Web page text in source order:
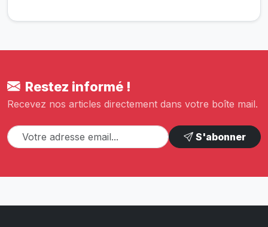
Restez informé !
Recevez nos articles directement dans votre boîte mail.
S'abonner